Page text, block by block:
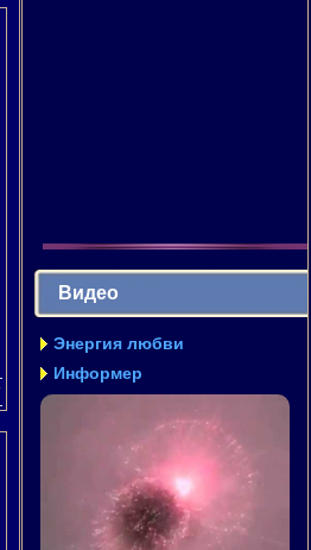
Видео
Энергия любви
Информер